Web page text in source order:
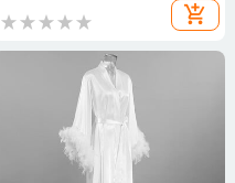
kimono lungă pentru femei, haine
de noapte, haine de primăvară, vară
add_shopping_cart